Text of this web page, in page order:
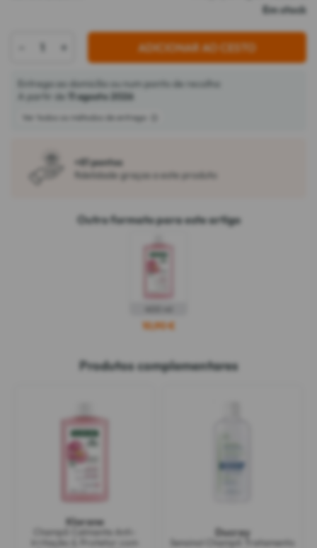
Em stock
+ ADICIONAR AO CESTO
Entrega ao domicílio ou num ponto de recolha
A partir de
11 agosto 2026
Ver todos os métodos de entrega
+81 pontos
fidelidade graças a este produto
Outro formato para este artigo
10,90 €
Produtos complementares
Klorane
Champô Calmante Anti-
Irritação & Protetor com
Ducray
Sensinol Champô Tratamento